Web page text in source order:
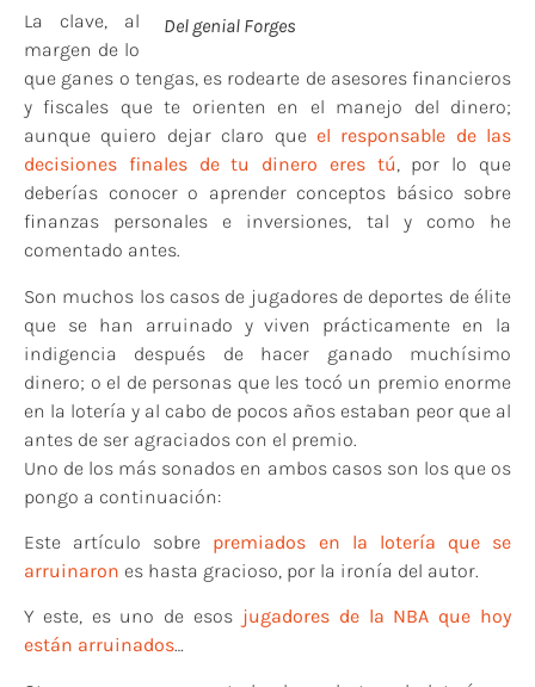
Del genial Forges
La clave, al
margen de lo
que ganes o tengas, es rodearte de asesores financieros
y fiscales que te orienten en el manejo del dinero;
aunque quiero dejar claro que el responsable de las
decisiones finales de tu dinero eres tú, por lo que
deberías conocer o aprender conceptos básico sobre
finanzas personales e inversiones, tal y como he
comentado antes.
Son muchos los casos de jugadores de deportes de élite
que se han arruinado y viven prácticamente en la
indigencia después de hacer ganado muchísimo
dinero; o el de personas que les tocó un premio enorme
en la lotería y al cabo de pocos años estaban peor que al
antes de ser agraciados con el premio.
Uno de los más sonados en ambos casos son los que os
pongo a continuación:
Este artículo sobre premiados en la lotería que se
arruinaron es hasta gracioso, por la ironía del autor.
Y este, es uno de esos jugadores de la NBA que hoy
están arruinados…